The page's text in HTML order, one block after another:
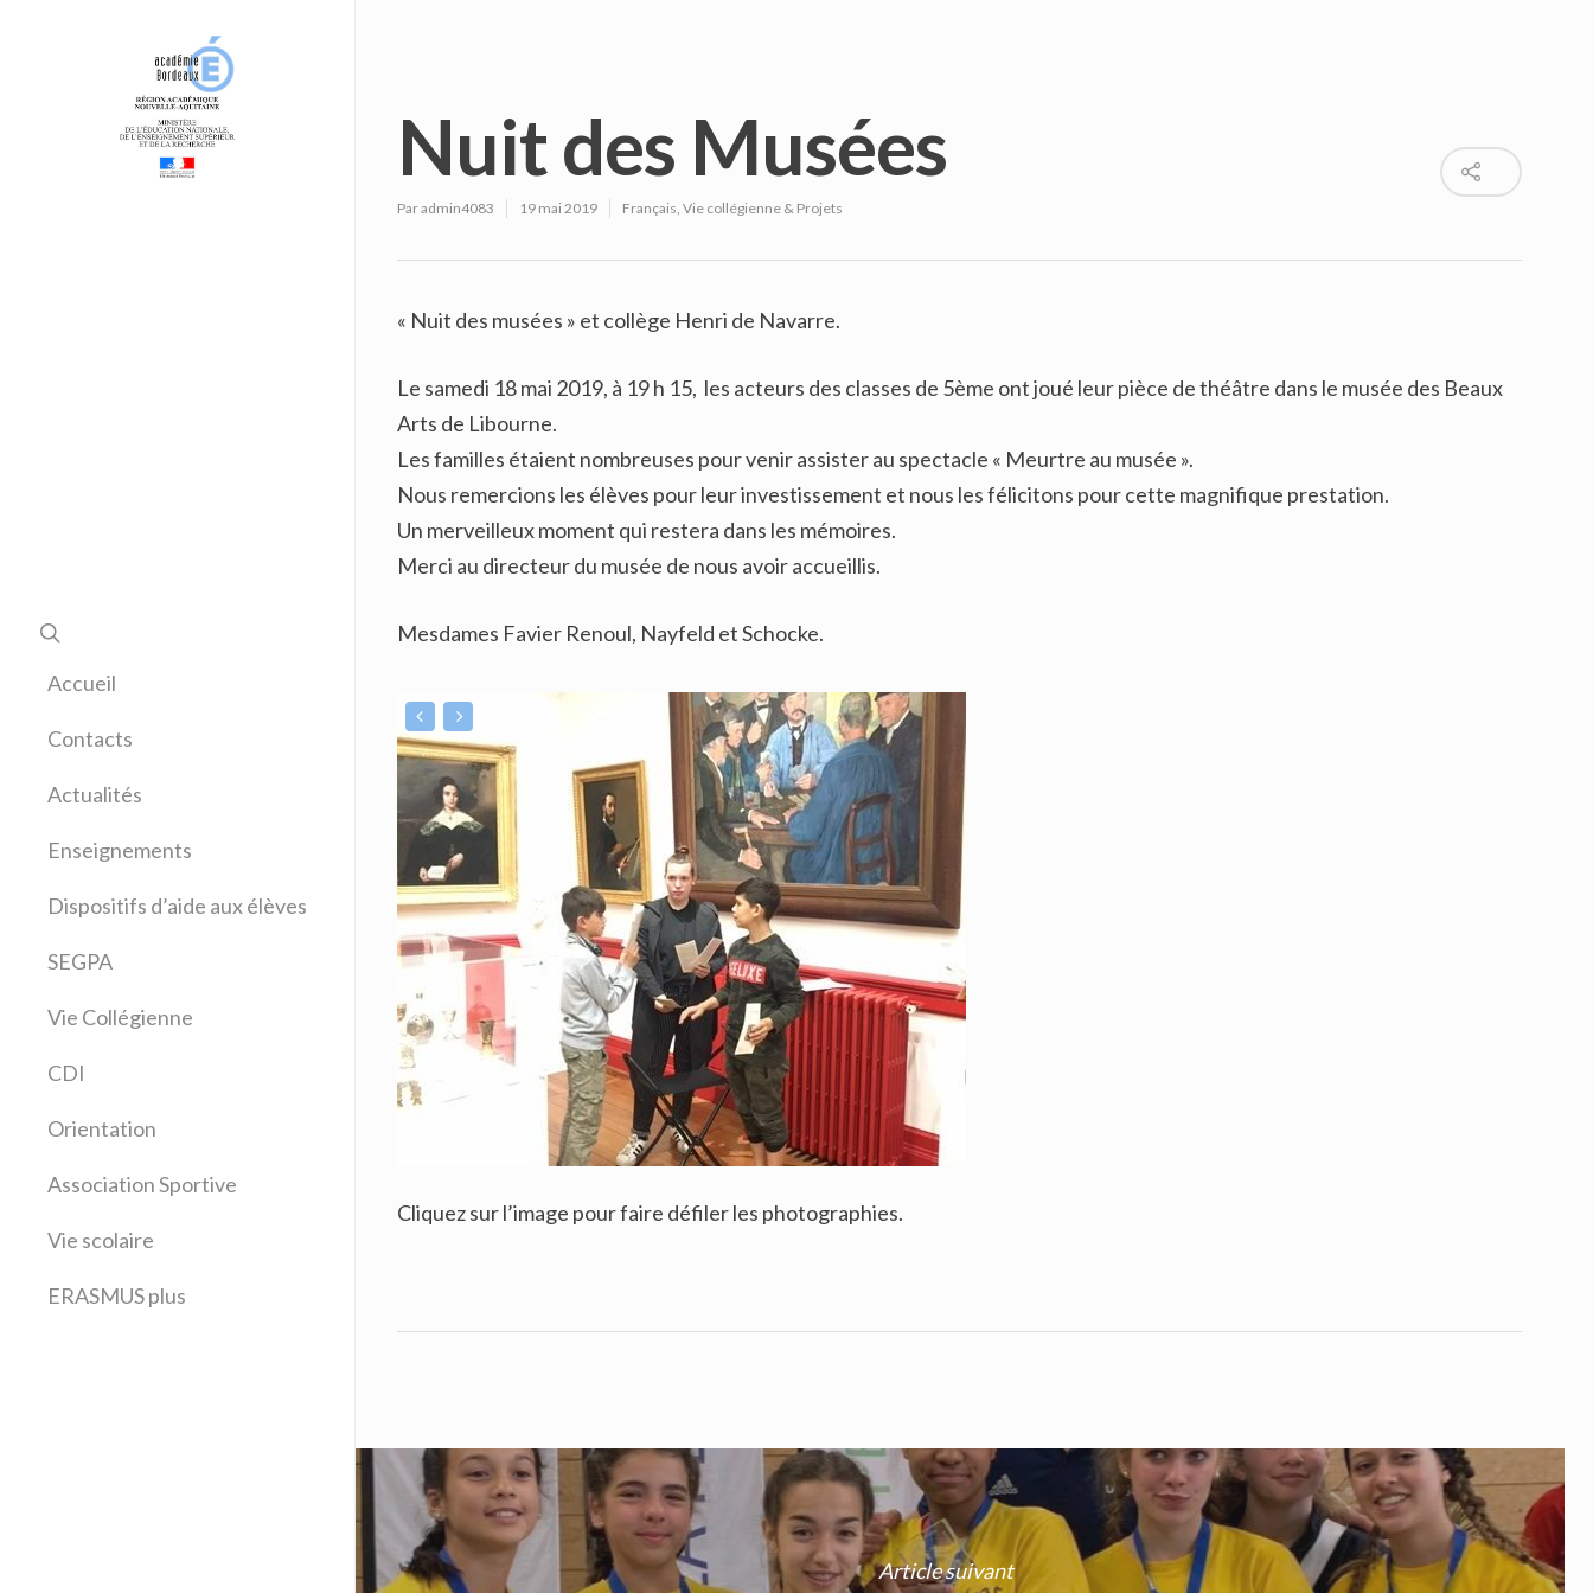
Accueil
Contacts
Actualités
Enseignements
Allemand
Anglais
Arts plastiques
Education musicale
Espagnol
Français
Latin
Sciences physiques
Technologie
Dispositifs d’aide aux élèves
SEGPA
Vie Collégienne
CDI
Orientation
Association Sportive
Vie scolaire
ERASMUS plus
Nuit des Musées
Paradmin4083 19 mai 2019 Français, Vie collégienne & Projets
« Nuit des musées » et collège Henri de Navarre.
Le samedi 18 mai 2019, à 19 h 15, les acteurs des classes de 5ème ont joué leur pièce de théâtre dans le musée des Beaux
Arts de Libourne.
Les familles étaient nombreuses pour venir assister au spectacle « Meurtre au musée ».
Nous remercions les élèves pour leur investissement et nous les félicitons pour cette magnifique prestation.
Un merveilleux moment qui restera dans les mémoires.
Merci au directeur du musée de nous avoir accueillis.
Mesdames Favier Renoul, Nayfeld et Schocke.
Cliquez sur l’image pour faire défiler les photographies.
Article suivant